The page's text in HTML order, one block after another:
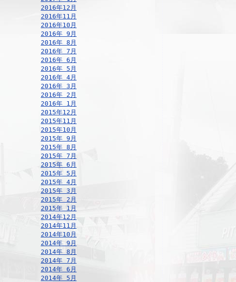
2016年12月
2016年11月
2016年10月
2016年 9月
2016年 8月
2016年 7月
2016年 6月
2016年 5月
2016年 4月
2016年 3月
2016年 2月
2016年 1月
2015年12月
2015年11月
2015年10月
2015年 9月
2015年 8月
2015年 7月
2015年 6月
2015年 5月
2015年 4月
2015年 3月
2015年 2月
2015年 1月
2014年12月
2014年11月
2014年10月
2014年 9月
2014年 8月
2014年 7月
2014年 6月
2014年 5月